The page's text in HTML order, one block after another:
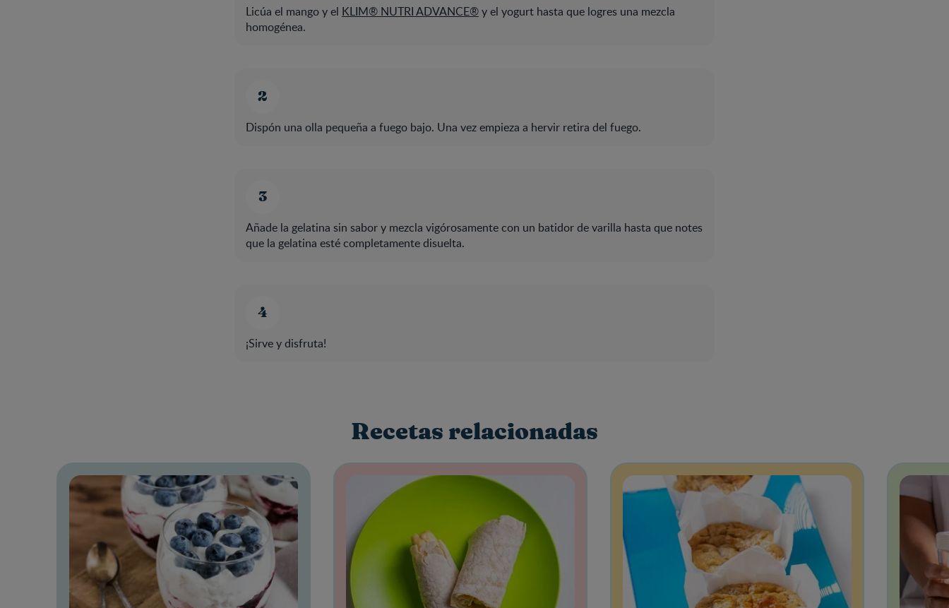
Licúa el mango y el KLIM® NUTRI ADVANCE®y el yogurt hasta que logres una mezcla
homogénea.
Dispón una olla pequeña a fuego bajo. Una vez empieza a hervir retira del fuego.
Añade la gelatina sin sabor y mezcla vigórosamente con un batidor de varilla hasta que notes
que la gelatina esté completamente disuelta.
¡Sirve y disfruta!
Recetas relacionadas